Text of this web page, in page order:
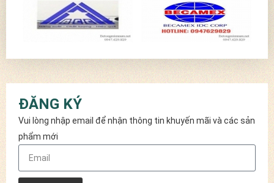
ĐĂNG KÝ
Vui lòng nhập email để nhận thông tin khuyến mãi và các sản
phẩm mới